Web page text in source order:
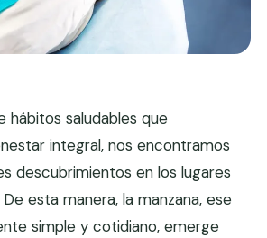
hábitos saludables que
integral, nos encontramos
descubrimientos en los lugares
esta manera, la manzana, ese
simple y cotidiano, emerge